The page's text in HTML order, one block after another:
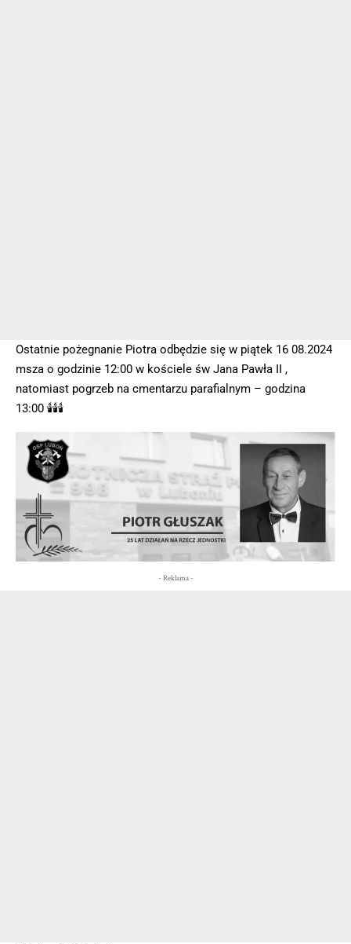
Ostatnie pożegnanie Piotra odbędzie się w piątek 16 08.2024
msza o godzinie 12:00 w kościele św Jana Pawła II ,
natomiast pogrzeb na cmentarzu parafialnym – godzina
13:00 🕯🕯🕯
- Reklama -